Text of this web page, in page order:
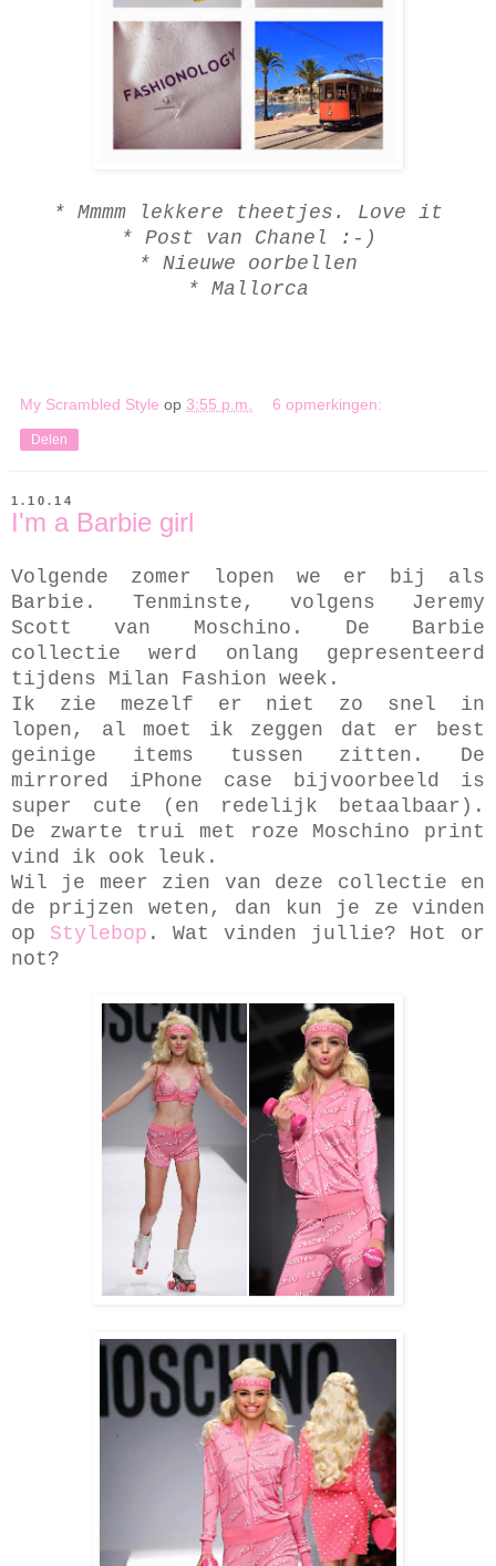
* Mmmm lekkere theetjes. Love it
* Post van Chanel :-)
* Nieuwe oorbellen
* Mallorca
My Scrambled Style op 3:55 p.m. 6 opmerkingen:
Delen
1.10.14
I'm a Barbie girl
Volgende zomer lopen we er bij als
Barbie. Tenminste, volgens Jeremy
Scott van Moschino. De Barbie
collectie werd onlang gepresenteerd
tijdens Milan Fashion week.
Ik zie mezelf er niet zo snel in
lopen, al moet ik zeggen dat er best
geinige items tussen zitten. De
mirrored iPhone case bijvoorbeeld is
super cute (en redelijk betaalbaar).
De zwarte trui met roze Moschino print
vind ik ook leuk.
Wil je meer zien van deze collectie en
de prijzen weten, dan kun je ze vinden
op Stylebop . Wat vinden jullie? Hot or
not?